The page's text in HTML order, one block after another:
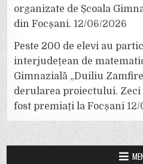
organizate de Școala
din Focșani. 12/06/2026
Peste 200 de elevi au
interjudețean de
Gimnazială „Duiliu
derularea proiectului. Zeci
fost premiați la Focșani